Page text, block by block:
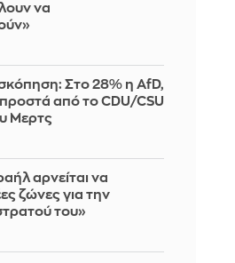
να
Στο 28% η AfD,
από το CDU/CSU
Μερτς
αρνείται να
ζώνες για την
του»